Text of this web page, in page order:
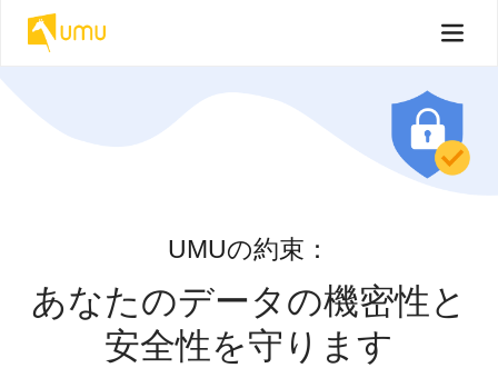
UMUの約束：
あなたのデータの機密性と
安全性を守ります